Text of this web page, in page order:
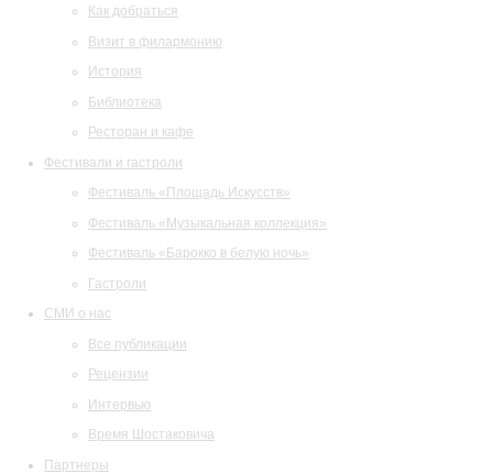
Как добраться
Визит в филармонию
История
Библиотека
Ресторан и кафе
Фестивали и гастроли
Фестиваль «Площадь Искусств»
Фестиваль «Музыкальная коллекция»
Фестиваль «Барокко в белую ночь»
Гастроли
СМИ о нас
Все публикации
Рецензии
Интервью
Время Шостаковича
Партнеры